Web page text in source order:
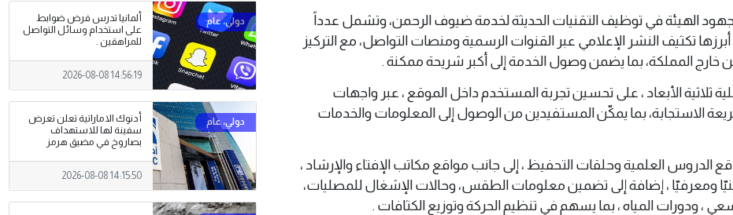
جهود الهيئة في توظيف التقنيات الحديثة لخدمة ضيوف الرحمن، وتشمل عدداً
أبرزها تكثيف النشر الإعلامي عبر القنوات الرسمية ومنصات التواصل، مع التركيز
خارج المملكة، بما يضمن وصول الخدمة إلى أكبر شريحة ممكنة .
ثلاثية الأبعاد ، على تحسين تجربة المستخدم داخل الموقع ، عبر واجهات
الاستجابة، بما يمكّن المستفيدين من الوصول إلى المعلومات والخدمات
الدروس العلمية وحلقات التحفيظ ، إلى جانب مواقع مكاتب الإفتاء والإرشاد ،
دينيّا ومعرفيّا ، إضافة إلى تضمين معلومات الطقس، وحالات الإشغال للمصليات،
، ودورات المياه ، بما يسهم في تنظيم الحركة وتوزيع الكثافات .
ألمانيا تدرس فرض ضوابط
على استخدام وسائل التواصل
للمراهقين .
2026-08-08 14:56:19
أدنوك الاماراتية تعلن تعرض
سفينة لها للاستهداف
بصاروخ في مضيق هرمز
2026-08-08 14:15:50